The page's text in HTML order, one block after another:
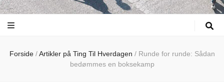
Forside / Artikler på Ting Til Hverdagen / Runde for runde: Sådan
bedømmes en boksekamp